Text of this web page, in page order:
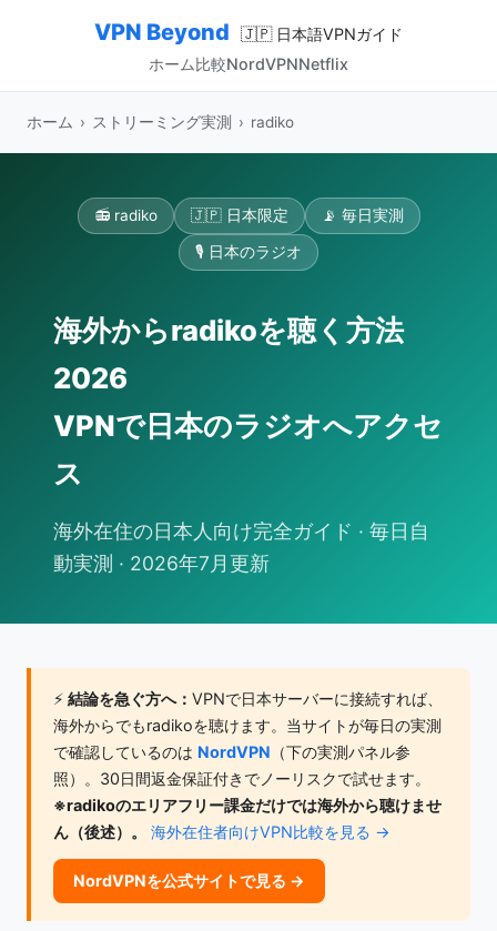
VPN Beyond
🇯🇵 日本語VPNガイド
ホーム比較NordVPNNetflix
ホーム › ストリーミング実測 › radiko
📻 radiko 🇯🇵 日本限定 📡 毎日実測
🎙️ 日本のラジオ
海外からradikoを聴く方法
2026
VPNで日本のラジオへアクセ
ス
海外在住の日本人向け完全ガイド · 毎日自
動実測 · 2026年7月更新
⚡ 結論を急ぐ方へ： VPNで日本サーバーに接続すれば、
海外からでもradikoを聴けます。当サイトが毎日の実測
で確認しているのは NordVPN （下の実測パネル参
照）。30日間返金保証付きでノーリスクで試せます。
※radikoのエリアフリー課金だけでは海外から聴けませ
ん（後述）。
海外在住者向けVPN比較を見る →
NordVPNを公式サイトで見る →